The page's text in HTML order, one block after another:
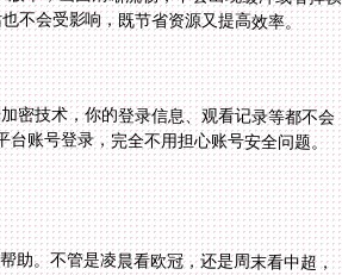
不会受影响，既节省资源又提高效率。
密技术，你的登录信息、观看记录等都不会
比利时地区限制的比赛时，用国内平台账号登录，完全不用担心账号安全问题。
助。不管是凌晨看欧冠，还是周末看中超，
关键比赛。比如你在澳洲凌晨看世界杯预选赛，突然线路卡顿，联系客服